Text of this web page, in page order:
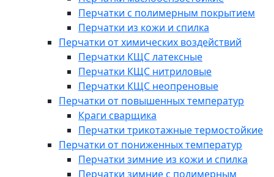
Перчатки с полимерным покрытием
Перчатки из кожи и спилка
Перчатки от химических воздействий
Перчатки КЩС латексные
Перчатки КЩС нитриловые
Перчатки КЩС неопреновые
Перчатки от повышенных температур
Краги сварщика
Перчатки трикотажные термостойкие
Перчатки от пониженных температур
Перчатки зимние из кожи и спилка
Перчатки зимние с полимерным